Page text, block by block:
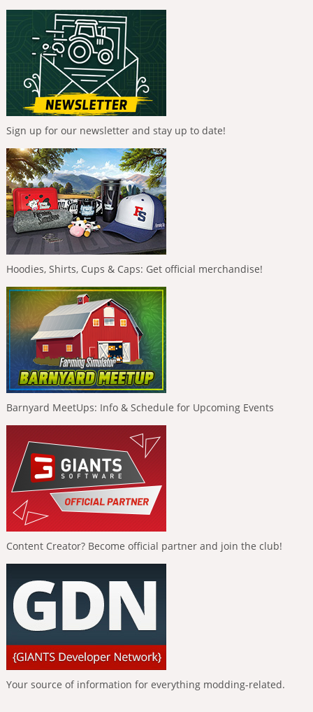
Sign up for our newsletter and stay up to date!
Hoodies, Shirts, Cups & Caps: Get official merchandise!
Barnyard MeetUps: Info & Schedule for Upcoming Events
Content Creator? Become official partner and join the club!
Your source of information for everything modding-related.